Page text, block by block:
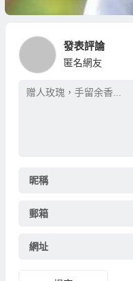
發表評論
匿名網友
昵稱
郵箱
網址